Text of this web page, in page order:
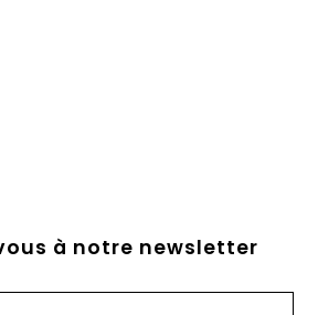
à notre newsletter